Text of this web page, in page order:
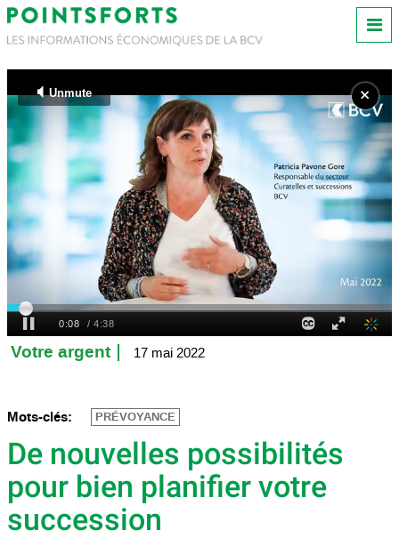
Votre argent 17 mai 2022
Mots-clés: PRÉVOYANCE
De nouvelles possibilités
pour bien planifier votre
succession